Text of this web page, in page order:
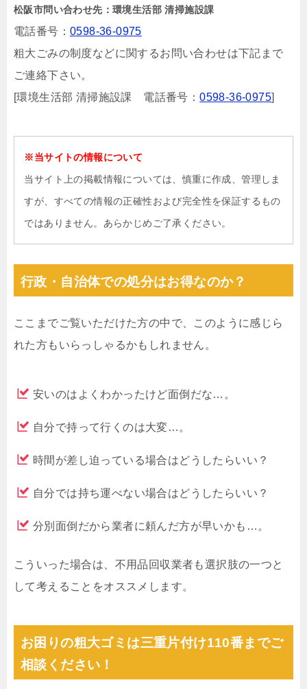
松阪市問い合わせ先：環境生活部 清掃施設課
電話番号： 0598-36-0975
粗大ごみの制度などに関するお問い合わせは下記まで
ご連絡下さい。
[環境生活部 清掃施設課 電話番号：0598-36-0975]
※当サイトの情報について
当サイト上の掲載情報については、慎重に作成、管理しま
すが、すべての情報の正確性および完全性を保証するもの
ではありません。あらかじめご了承ください。
行政・自治体での処分はお得なのか？
ここまでご覧いただけた方の中で、このように感じら
れた方もいらっしゃるかもしれません。
安いのはよくわかったけど面倒だな…。
自分で持って行くのは大変…。
時間が差し迫っている場合はどうしたらいい？
自分では持ち運べない場合はどうしたらいい？
分別面倒だから業者に頼んだ方が早いかも…。
こういった場合は、不用品回収業者も選択肢の一つと
して考えることをオススメします。
お困りの粗大ゴミは三重片付け110番までご
相談ください！